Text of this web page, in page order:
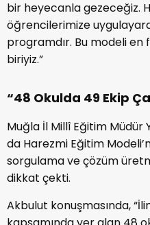
bir heyecanla gezeceğiz.
öğrencilerimize
programdır. Bu modeli
biriyiz.”
“48 Okulda 49 Ekip
Muğla İl Millî Eğitim Müdür
da Harezmi Eğitim
sorgulama ve çözüm
dikkat çekti.
Akbulut konuşmasında,